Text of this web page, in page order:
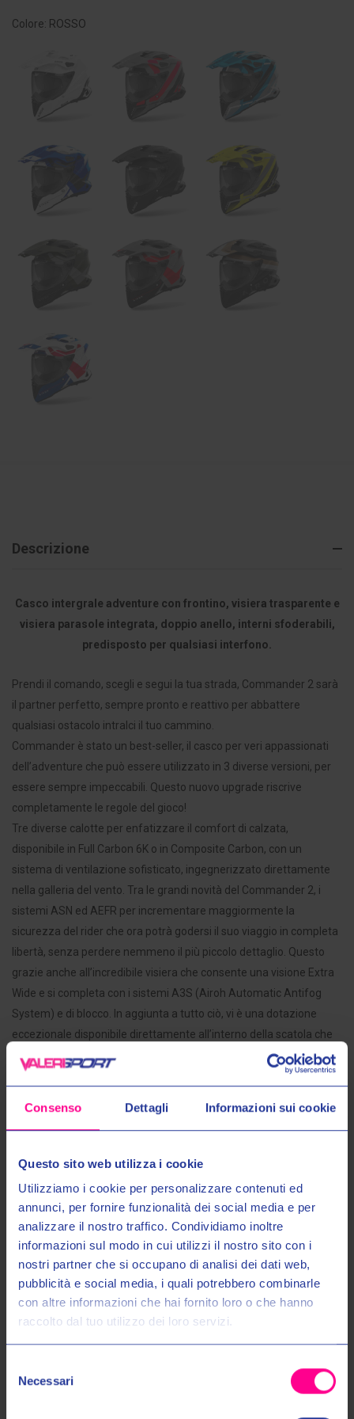
Consenso Dettagli Informazioni sui cookie
Questo sito web utilizza i cookie
Utilizziamo i cookie per personalizzare contenuti ed
annunci, per fornire funzionalità dei social media e per
analizzare il nostro traffico. Condividiamo inoltre
informazioni sul modo in cui utilizzi il nostro sito con i
nostri partner che si occupano di analisi dei dati web,
pubblicità e social media, i quali potrebbero combinarle
con altre informazioni che hai fornito loro o che hanno
raccolto dal tuo utilizzo dei loro servizi.
delNecessari
Colore: ROSSO
Descrizione
Casco intergrale adventure con frontino, visiera trasparente e
visiera parasole integrata, doppio anello, interni sfoderabili,
predisposto per qualsiasi interfono.
Prendi il comando, scegli e segui la tua strada, Commander 2 sarà
il partner perfetto, sempre pronto e reattivo per abbattere
qualsiasi ostacolo intralci il tuo cammino.
Commander è stato un best-seller, il casco per veri appassionati
dell’adventure che può essere utilizzato in 3 diverse versioni, per
essere sempre impeccabili. Questo nuovo upgrade riscrive
completamente le regole del gioco!
Tre diverse calotte per enfatizzare il comfort di calzata,
disponibile in Full Carbon 6K o in Composite Carbon, con un
sistema di ventilazione sofisticato, ingegnerizzato direttamente
nella galleria del vento. Tra le grandi novità del Commander 2, i
sistemi ASN ed AEFR per incrementare maggiormente la
sicurezza del rider che ora potrà godersi il suo viaggio in completa
libertà, senza perdere nemmeno il più piccolo dettaglio. Questo
grazie anche all’incredibile visiera che consente una visione Extra
Wide e si completa con i sistemi A3S (Airoh Automatic Antifog
System) e di blocco. In aggiunta a tutto ciò, vi è una dotazione
eccezionale disponibile direttamente all’interno della scatola che
prevede anche la lente Pinlock 120 XLT, per accrescere
esponenzialmente il piacere di guida.
Conquista ogni tipo di terreno
L’evoluzione di un best-seller
Omologato ECE 22 06
Fibra composite e disponibile anche in fibra di carbonio
Peso: 1440 g ±50 g
Maggiori Informazioni
Entra nel mondo Valeri Sport
Ricevi in anteprima novità, promozioni esclusive e uno
SCONTO DEL 10%sul tuo primo acquisto!
Email: